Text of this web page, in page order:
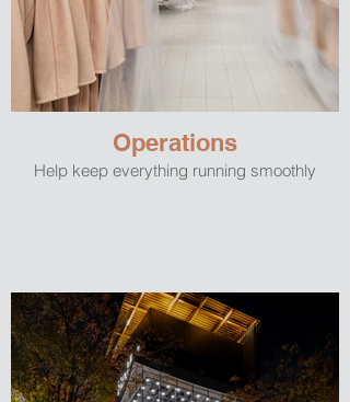
Operations
Help keep everything running smoothly